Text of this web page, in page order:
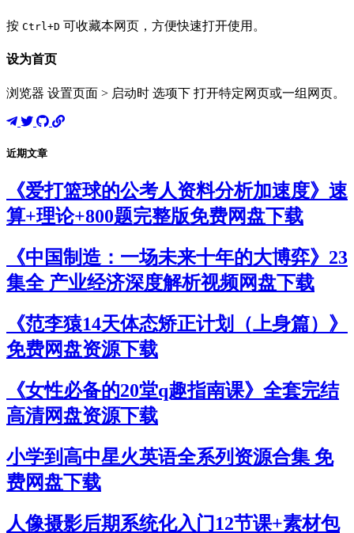
按 Ctrl+D 可收藏本网页，方便快速打开使用。
设为首页
浏览器 设置页面 > 启动时 选项下 打开特定网页或一组网页。
近期文章
《爱打篮球的公考人资料分析加速度》速
算+理论+800题完整版免费网盘下载
《中国制造：一场未来十年的大博弈》23
集全 产业经济深度解析视频网盘下载
《范李猿14天体态矫正计划（上身篇）》
免费网盘资源下载
《女性必备的20堂q趣指南课》全套完结
高清网盘资源下载
小学到高中星火英语全系列资源合集 免
费网盘下载
人像摄影后期系统化入门12节课+素材包